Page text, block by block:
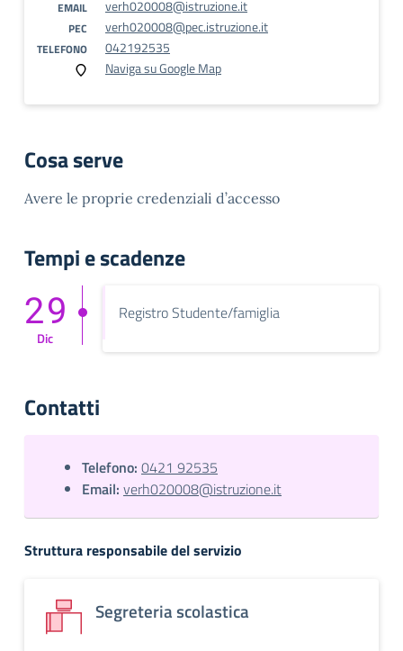
EMAIL verh020008@istruzione.it
PEC verh020008@pec.istruzione.it
TELEFONO
042192535
Naviga su Google Map
Cosa serve
Avere le proprie credenziali d’accesso
Tempi e scadenze
29
Dic
Registro Studente/famiglia
Contatti
Telefono: 0421 92535
Email: verh020008@istruzione.it
Struttura responsabile del servizio
Segreteria scolastica